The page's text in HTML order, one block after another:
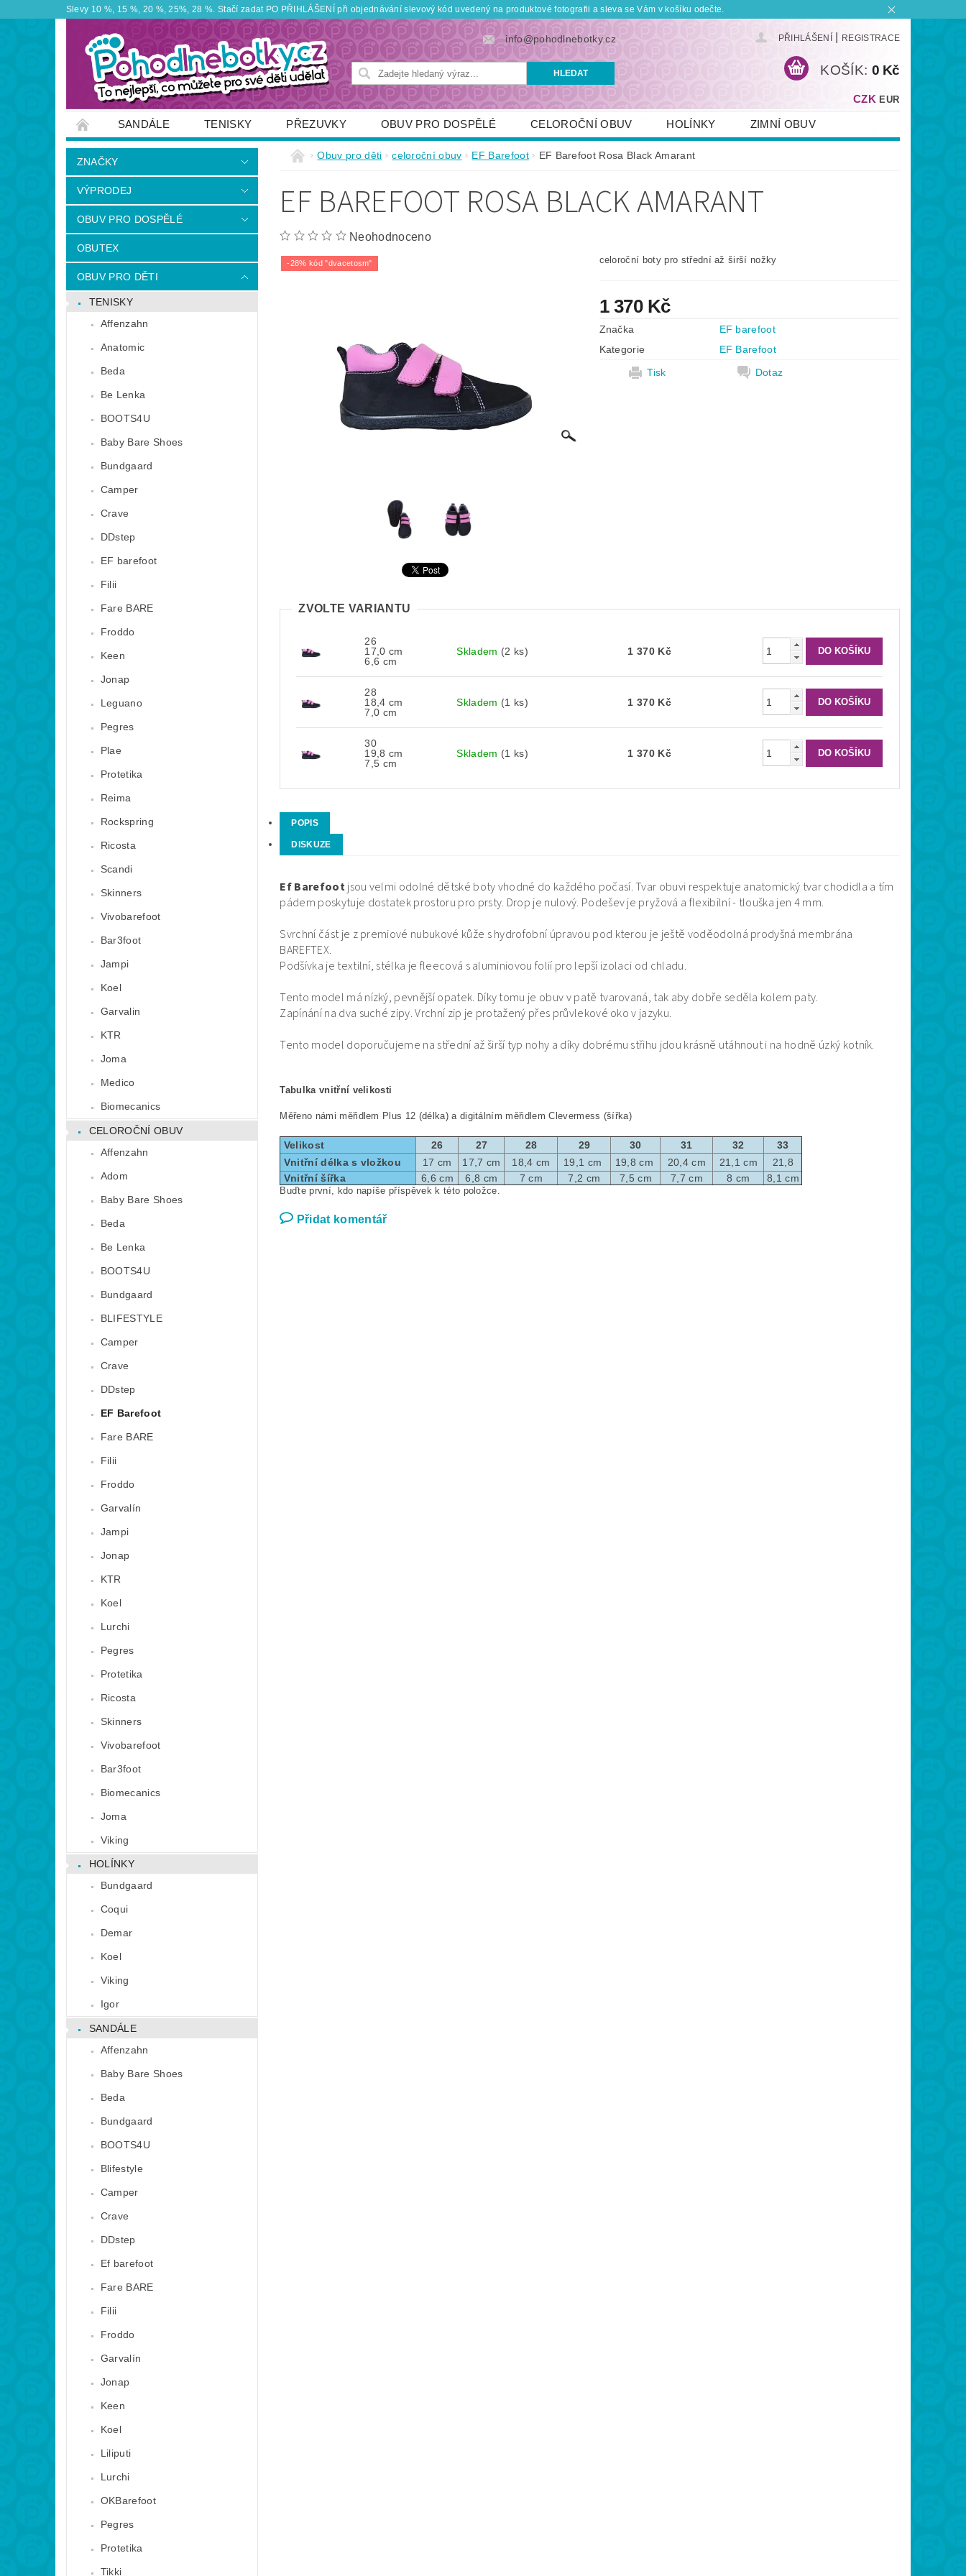
Slevy 10 %, 15 %, 20 %, 25%, 28 %. Stačí zadat PO PŘIHLÁŠENÍ při objednávání slevový kód uvedený na produktové fotografii a sleva se Vám v košíku odečte.
info@pohodlnebotky.cz PŘIHLÁŠENÍ REGISTRACE
CZK EUR
KOŠÍK: 0 Kč
SANDÁLE TENISKY PŘEZUVKY OBUV PRO DOSPĚLÉ CELOROČNÍ OBUV HOLÍNKY ZIMNÍ OBUV
ZNAČKY VÝPRODEJ OBUTEX OBUV PRO DĚTI DOPLŇKY KDO JSME KONTAKT
OTEVÍRACÍ DOBA PRODEJNY
NAPIŠTE NÁM
ZNAČKY
VÝPRODEJ
OBUV PRO DOSPĚLÉ
OBUTEX
OBUV PRO DĚTI
TENISKY
Affenzahn
Anatomic
Beda
Be Lenka
BOOTS4U
Baby Bare Shoes
Bundgaard
Camper
Crave
DDstep
EF barefoot
Filii
Fare BARE
Froddo
Keen
Jonap
Leguano
Pegres
Plae
Protetika
Reima
Rockspring
Ricosta
Scandi
Skinners
Vivobarefoot
Bar3foot
Jampi
Koel
Garvalin
KTR
Joma
Medico
Biomecanics
CELOROČNÍ OBUV
Affenzahn
Adom
Baby Bare Shoes
Beda
Be Lenka
BOOTS4U
Bundgaard
BLIFESTYLE
Camper
Crave
DDstep
EF Barefoot
Fare BARE
Filii
Froddo
Garvalín
Jampi
Jonap
KTR
Koel
Lurchi
Pegres
Protetika
Ricosta
Skinners
Vivobarefoot
Bar3foot
Biomecanics
Joma
Viking
HOLÍNKY
Bundgaard
Coqui
Demar
Koel
Viking
Igor
SANDÁLE
Affenzahn
Baby Bare Shoes
Beda
Bundgaard
BOOTS4U
Blifestyle
Camper
Crave
DDstep
Ef barefoot
Fare BARE
Filii
Froddo
Garvalín
Jonap
Keen
Koel
Liliputi
Lurchi
OKBarefoot
Pegres
Protetika
Tikki
Obuv pro děti celoroční obuv EF Barefoot EF Barefoot Rosa Black Amarant
EF BAREFOOT ROSA BLACK AMARANT
Neohodnoceno
-28% kód "dvacetosm" celoroční boty pro střední až širší nožky
1 370 Kč
Značka
EF barefoot
Kategorie
EF Barefoot
Tisk
Dotaz
ZVOLTE VARIANTU
26
17,0 cm
6,6 cm
Skladem (2 ks) 1 370 Kč
28
18,4 cm
7,0 cm
Skladem (1 ks) 1 370 Kč
30
19,8 cm
7,5 cm
Skladem (1 ks) 1 370 Kč
POPIS
DISKUZE
Ef Barefootjsou velmi odolné dětské boty vhodné do každého počasí. Tvar obuvi respektuje anatomický tvar chodidla a tím
pádem poskytuje dostatek prostoru pro prsty. Drop je nulový. Podešev je pryžová a flexibilní - tlouška jen 4 mm.
Svrchní část je z premiové nubukové kůže s hydrofobní úpravou pod kterou je ještě voděodolná prodyšná membrána
BAREFTEX.
Podšívka je textilní, stélka je fleecová s aluminiovou folií pro lepší izolaci od chladu.
Tento model má nízký, pevnější opatek. Díky tomu je obuv v patě tvarovaná, tak aby dobře seděla kolem paty.
Zapínání na dva suché zipy. Vrchní zip je protažený přes průvlekové oko v jazyku.
Tento model doporučujeme na střední až širší typ nohy a díky dobrému střihu jdou krásně utáhnout i na hodně úzký kotník.
Tabulka vnitřní velikosti
Měřeno námi měřidlem Plus 12 (délka) a digitálním měřidlem Clevermess (šířka)
Velikost 26 27 28 29 30 31 32
33
Vnitřní délka s vložkou
17 cm 17,7 cm 18,4 cm 19,1 cm 19,8 cm 20,4 cm 21,1 cm
21,8
Vnitřní šířka
6,6 cm 6,8 cm 7 cm 7,2 cm 7,5 cm 7,7 cm 8 cm 8,1 cm
Buďte první, kdo napíše příspěvek k této položce.
Přidat komentář